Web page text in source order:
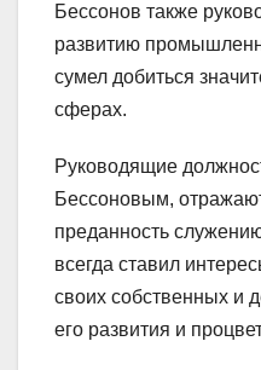
Бессонов также
развитию
сумел добиться
сферах.
Руководящие
Бессоновым,
преданность
всегда ставил
своих собственных и
его развития и